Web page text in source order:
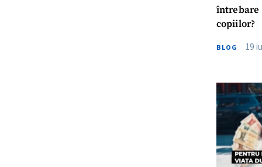
întrebare
copiilor?
BLOG 19
Titlu știre